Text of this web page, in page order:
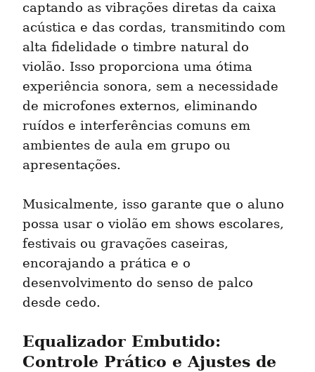
captando as vibrações diretas da caixa
acústica e das cordas, transmitindo com
alta fidelidade o timbre natural do
violão. Isso proporciona uma ótima
experiência sonora, sem a necessidade
de microfones externos, eliminando
ruídos e interferências comuns em
ambientes de aula em grupo ou
apresentações.
Musicalmente, isso garante que o aluno
possa usar o violão em shows escolares,
festivais ou gravações caseiras,
encorajando a prática e o
desenvolvimento do senso de palco
desde cedo.
Equalizador Embutido:
Controle Prático e Ajustes de